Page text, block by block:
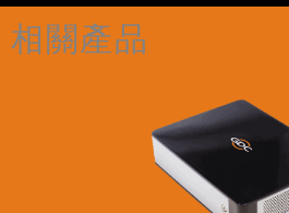
相關產品